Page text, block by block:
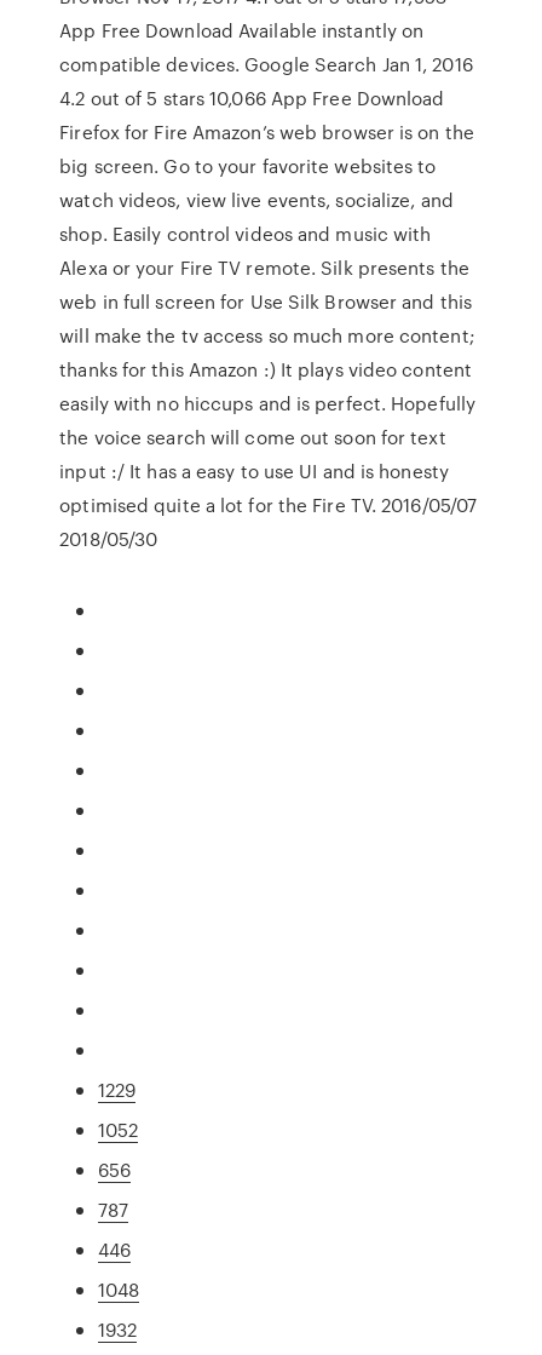
App Free Download Available instantly on
compatible devices. Google Search Jan 1, 2016
4.2 out of 5 stars 10,066 App Free Download
Firefox for Fire Amazon’s web browser is on the
big screen. Go to your favorite websites to
watch videos, view live events, socialize, and
shop. Easily control videos and music with
Alexa or your Fire TV remote. Silk presents the
web in full screen for Use Silk Browser and this
will make the tv access so much more content;
thanks for this Amazon :) It plays video content
easily with no hiccups and is perfect. Hopefully
the voice search will come out soon for text
input :/ It has a easy to use UI and is honesty
optimised quite a lot for the Fire TV. 2016/05/07
2018/05/30
1229
1052
656
787
446
1048
1932